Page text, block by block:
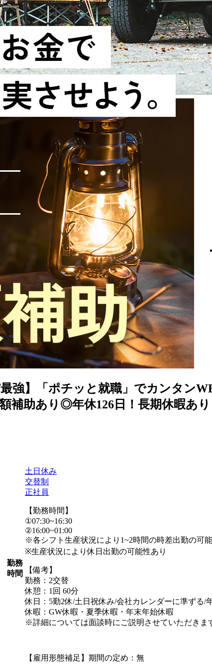
最強】「ポチッと就職」でカンタ
補助あり◎年休126日！長期休暇あり
勤務
時間
土日休み
交替制
正社員
【勤務時間】
①07:30~16:30
②16:00~01:00
※各シフト生産状況により1~2時間の時差出勤の可
※生産状況により休日出勤の可能性あり
【備考】
勤務：2交替
休憩：1回 60分
休日：5勤2休/土日祝休み/会社カレンダーに準ずる/
休暇：GW休暇・夏季休暇・年末年始休暇
※詳細については面談時にご説明させていただきま
【雇用形態補足】期間の定め：無